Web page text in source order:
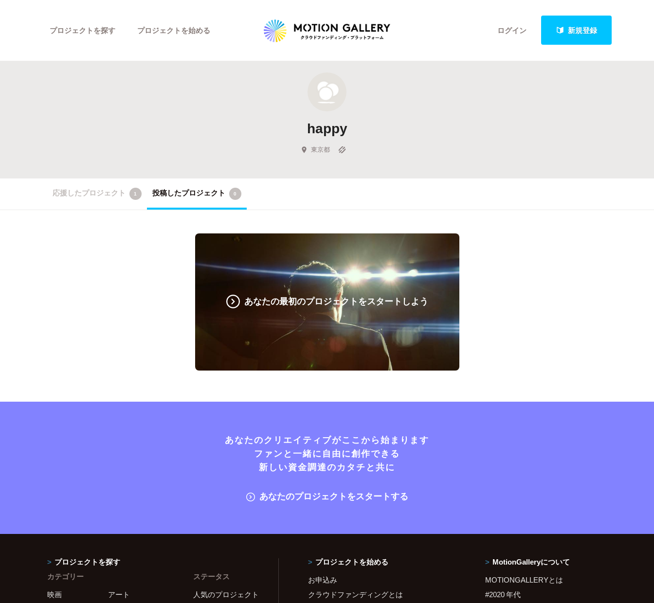
ログイン 新規登録
プロジェクトを探す
新着プロジェクト
Feature
キュレーターから探す
プロジェクトを始める
happy
東京都
応援したプロジェクト 1 投稿したプロジェクト 0
あなたの最初のプロジェクトをスタートしよう
あなたのクリエイティブがここから始まります
ファンと一緒に自由に創作できる
新しい資金調達のカタチと共に
あなたのプロジェクトをスタートする
プロジェクトを探す
カテゴリー
映画
アート
ステータス
人気のプロジェクト
プロジェクトを始める
お申込み
クラウドファンディングとは
MotionGalleryについて
MOTIONGALLERYとは
#2020 年代